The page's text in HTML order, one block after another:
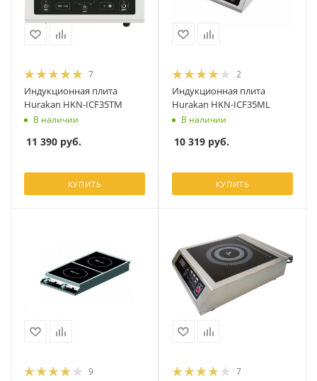
7
Индукционная плита
Hurakan HKN-ICF35TM
В наличии
11 390 руб.
КУПИТЬ
2
Индукционная плита
Hurakan HKN-ICF35ML
В наличии
10 319 руб.
КУПИТЬ
9 7